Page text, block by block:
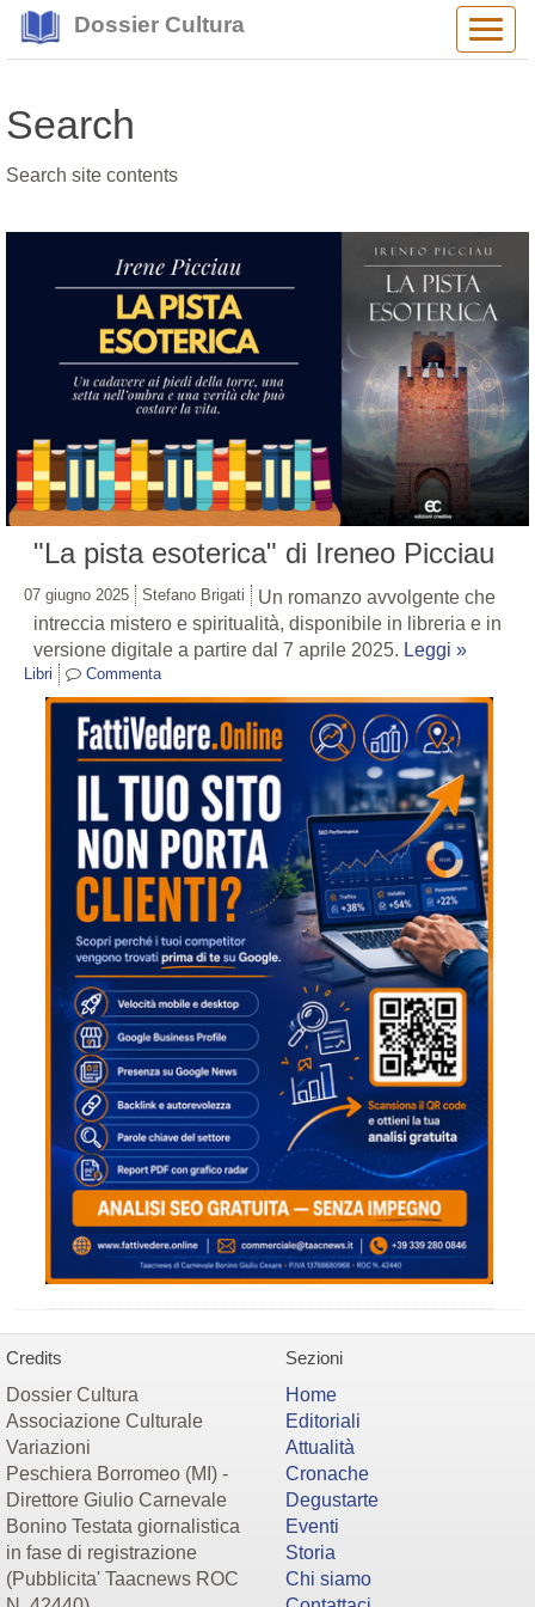
Dossier Cultura
Search
Search site contents
"La pista esoterica" di Ireneo Picciau
07 giugno 2025 Stefano Brigati
Un romanzo avvolgente che
intreccia mistero e spiritualità, disponibile in libreria e in
versione digitale a partire dal 7 aprile 2025. Leggi »
Libri Commenta
Credits
Dossier Cultura
Associazione Culturale
Variazioni
Peschiera Borromeo (MI) -
Direttore Giulio Carnevale
Bonino Testata giornalistica
in fase di registrazione
(Pubblicita' Taacnews ROC
Sezioni
Home
Editoriali
Attualità
Cronache
Degustarte
Eventi
Storia
Chi siamo